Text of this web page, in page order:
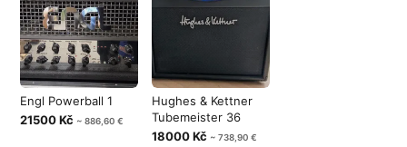
Engl Powerball 1
21500 Kč ~ 886,60 €
Hughes & Kettner
Tubemeister 36
18000 Kč ~ 738,90 €